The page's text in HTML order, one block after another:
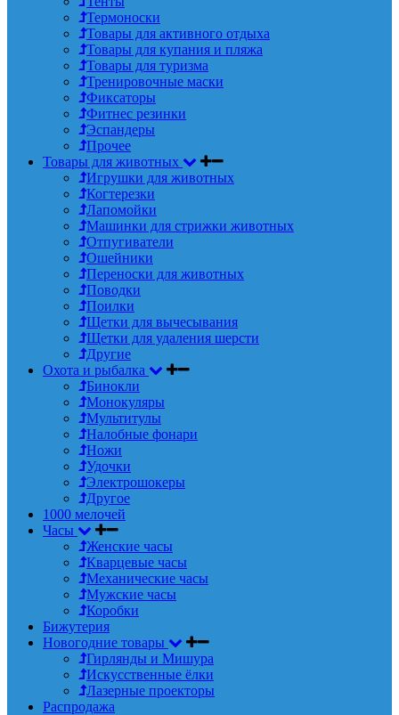
Термоноски
Товары для активного отдыха
Товары для купания и пляжа
Товары для туризма
Тренировочные маски
Фиксаторы
Фитнес резинки
Эспандеры
Прочее
Товары для животных
Игрушки для животных
Когтерезки
Лапомойки
Машинки для стрижки животных
Отпугиватели
Ошейники
Переноски для животных
Поводки
Поилки
Щетки для вычесывания
Щетки для удаления шерсти
Другие
Охота и рыбалка
Бинокли
Монокуляры
Мультитулы
Налобные фонари
Ножи
Удочки
Электрошокеры
Другое
1000 мелочей
Часы
Женские часы
Кварцевые часы
Механические часы
Мужские часы
Коробки
Бижутерия
Новогодние товары
Гирлянды и Мишура
Искусственные ёлки
Лазерные проекторы
Распродажа